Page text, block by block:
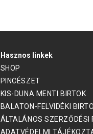
Hasznos linkek
SHOP
PINCÉSZET
KIS-DUNA MENTI BIRTOK
BALATON-FELVIDÉKI
ÁLTALÁNOS SZERZŐDÉSI
ADATVÉDELMI